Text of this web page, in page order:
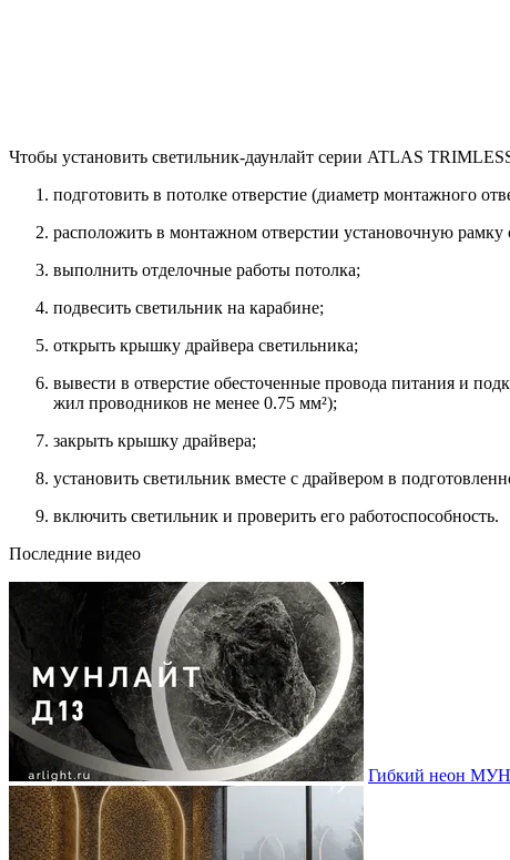
Чтобы установить светильник-даунлайт серии ATLAS
подготовить в потолке отверстие (диаметр монтажного
расположить в монтажном отверстии установочную
выполнить отделочные работы потолка;
подвесить светильник на карабине;
открыть крышку драйвера светильника;
вывести в отверстие обесточенные провода питания и
жил проводников не менее 0.75 мм²);
закрыть крышку драйвера;
установить светильник вместе с драйвером в
включить светильник и проверить его работоспособность.
Последние видео
Гибкий неон